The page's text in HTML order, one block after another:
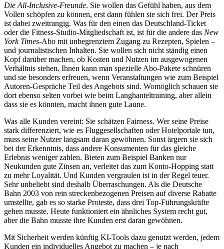
Die All-Inclusive-Freunde. Sie wollen das Gefühl haben, aus dem
Vollen schöpfen zu können, erst dann fühlen sie sich frei. Der Preis
ist dabei zweitrangig. Was für den einen das Deutschland-Ticket
oder die Fitness-Studio-Mitgliedschaft ist, ist für die andere das New
York Times-Abo mit unbegrenztem Zugang zu Rezepten, Spielen –
und journalistischen Inhalten. Sie wollen sich nicht ständig einen
Kopf darüber machen, ob Kosten und Nutzen im ausgewogenen
Verhältnis stehen. Ihnen kann man spezielle Abo-Pakete schnüren
und sie besonders erfreuen, wenn Veranstaltungen wie zum Beispiel
Autoren-Gespräche Teil des Angebots sind. Womöglich schauen sie
dort ebenso selten vorbei wie beim Langhanteltraining, aber allein
dass sie es könnten, macht ihnen gute Laune.
Was alle Kunden vereint: Sie schätzen Fairness. Wer seine Preise
stark differenziert, wie es Fluggesellschaften oder Hotelportale tun,
muss seine Nutzer langsam daran gewöhnen. Sonst ärgern sie sich
bei der Erkenntnis, dass andere Konsumenten für das gleiche
Erlebnis weniger zahlen. Bieten zum Beispiel Banken nur
Neukunden gute Zinsen an, verleitet das zum Konto-Hopping statt
zu mehr Loyalität. Und Kunden vergraulen ist in der Regel teuer.
Sehr unbeliebt sind deshalb Überraschungen. Als die Deutsche
Bahn 2003 von rein streckenbezogenen Preisen auf diverse Rabatte
umstellte, gab es so starke Proteste, dass drei Top-Führungskräfte
gehen musste. Heute funktioniert ein ähnliches System recht gut,
aber die Bahn musste ihre Kunden erst daran gewöhnen.
Mit Sicherheit werden künftig KI-Tools dazu genutzt werden, jedem
Kunden ein individuelles Angebot zu machen – je nach